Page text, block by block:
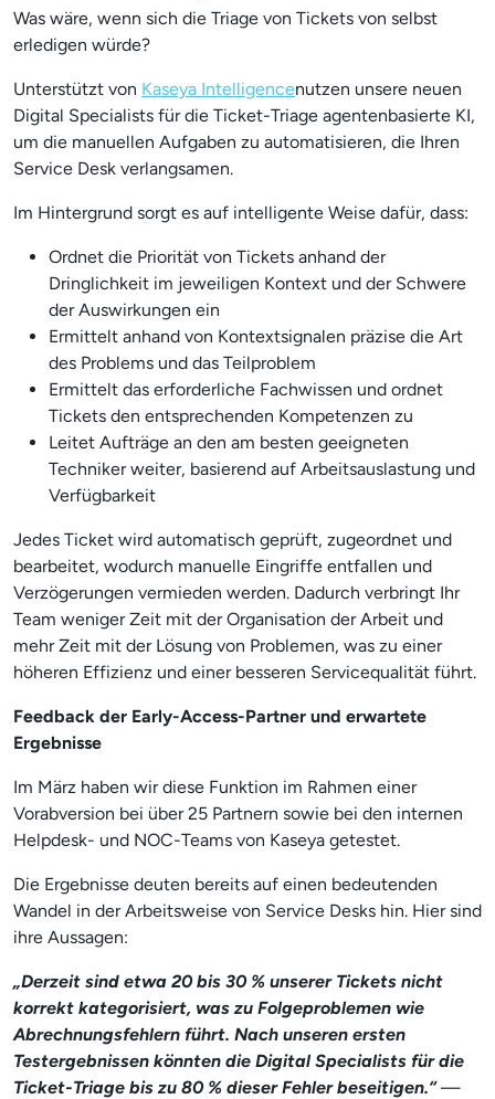
Was wäre, wenn sich die Triage von Tickets von selbst
erledigen würde?
Unterstützt von Kaseya Intelligencenutzen unsere neuen
Digital Specialists für die Ticket-Triage agentenbasierte KI,
um die manuellen Aufgaben zu automatisieren, die Ihren
Service Desk verlangsamen.
Im Hintergrund sorgt es auf intelligente Weise dafür, dass:
Ordnet die Priorität von Tickets anhand der
Dringlichkeit im jeweiligen Kontext und der Schwere
der Auswirkungen ein
Ermittelt anhand von Kontextsignalen präzise die Art
des Problems und das Teilproblem
Ermittelt das erforderliche Fachwissen und ordnet
Tickets den entsprechenden Kompetenzen zu
Leitet Aufträge an den am besten geeigneten
Techniker weiter, basierend auf Arbeitsauslastung und
Verfügbarkeit
Jedes Ticket wird automatisch geprüft, zugeordnet und
bearbeitet, wodurch manuelle Eingriffe entfallen und
Verzögerungen vermieden werden. Dadurch verbringt Ihr
Team weniger Zeit mit der Organisation der Arbeit und
mehr Zeit mit der Lösung von Problemen, was zu einer
höheren Effizienz und einer besseren Servicequalität führt.
Feedback der Early-Access-Partner und erwartete
Ergebnisse
Im März haben wir diese Funktion im Rahmen einer
Vorabversion bei über 25 Partnern sowie bei den internen
Helpdesk- und NOC-Teams von Kaseya getestet.
Die Ergebnisse deuten bereits auf einen bedeutenden
Wandel in der Arbeitsweise von Service Desks hin. Hier sind
ihre Aussagen:
„Derzeit sind etwa 20 bis 30 % unserer Tickets nicht
korrekt kategorisiert, was zu Folgeproblemen wie
Abrechnungsfehlern führt. Nach unseren ersten
Testergebnissen könnten die Digital Specialists für die
Ticket-Triage bis zu 80 % dieser Fehler beseitigen.“—